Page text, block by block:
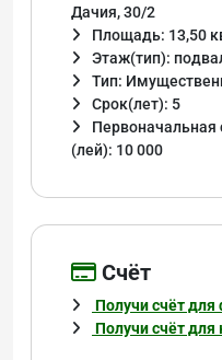
Дачия, 30/2
Площадь: 13,50
Этаж(тип):
Тип:
Срок(лет): 5
Первоначальная
(лей): 10 000
Cчёт
Получи счёт для
Получи счёт